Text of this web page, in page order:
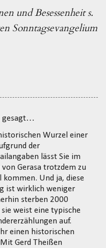
und Besessenheit s.
Sonntagsevangelium
gesagt…
Wurzel einer
der
lässt Sie im
von Gerasa trotzdem zu
Und ja, diese
ist wirklich weniger
sterben 2000
weist eine typische
auf.
einen historischen
Gerd Theißen